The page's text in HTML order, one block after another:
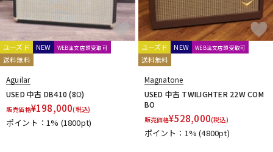
ユーズド NEW WEB注文店頭受取可
送料無料
Aguilar
USED 中古 DB410 (8Ω)
販売価格¥198,000(税込)
ポイント：1% (1800pt)
ユーズド NEW WEB注文店頭受取可
送料無料
Magnatone
USED 中古 TWILIGHTER 22W COM
BO
販売価格¥528,000(税込)
ポイント：1%(4800pt)